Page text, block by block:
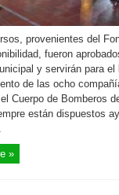
provenientes del
fueron
y servirán para el
de las ocho
Cuerpo de Bomberos
están dispuestos
»